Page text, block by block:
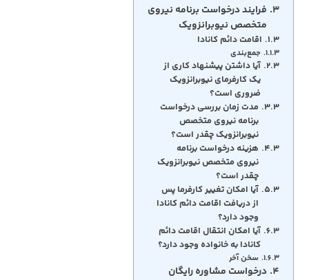
فرایند درخواست برنامه نیروی
متخصص نیوبرانزویک
اقامت دائم کانادا
جمع‌بندی
آیا داشتن پیشنهاد کاری از
یک کارفرمای نیوبرانزویک
ضروری است؟
مدت زمان بررسی درخواست
برنامه نیروی متخصص
نیوبرانزویک چقدر است؟
هزینه درخواست برنامه
نیروی متخصص نیوبرانزویک
چقدر است؟
آیا امکان تغییر کارفرما پس
از دریافت اقامت دائم کانادا
وجود دارد؟
آیا امکان انتقال اقامت دائم
کانادا به خانواده وجود دارد؟
سخن آخر
درخواست مشاوره رایگان